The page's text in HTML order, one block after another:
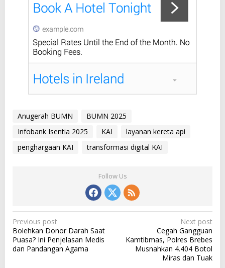
Anugerah BUMN
BUMN 2025
Infobank Isentia 2025
KAI
layanan kereta api
penghargaan KAI
transformasi digital KAI
Follow Us
P
o
s
Previous post
Bolehkan Donor Darah Saat
Puasa? Ini Penjelasan Medis
dan Pandangan Agama
Next post
Cegah Gangguan
Kamtibmas, Polres Brebes
Musnahkan 4.404 Botol
Miras dan Tuak